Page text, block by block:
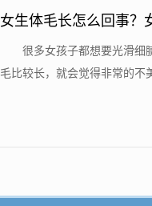
女生体毛长怎么回事？
很多女孩子都想要光滑细
毛比较长，就会觉得非常的不